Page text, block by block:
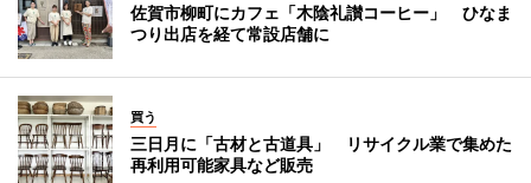
佐賀市柳町にカフェ「木陰礼讃コーヒー」 ひなま
つり出店を経て常設店舗に
買う
三日月に「古材と古道具」 リサイクル業で集めた
再利用可能家具など販売